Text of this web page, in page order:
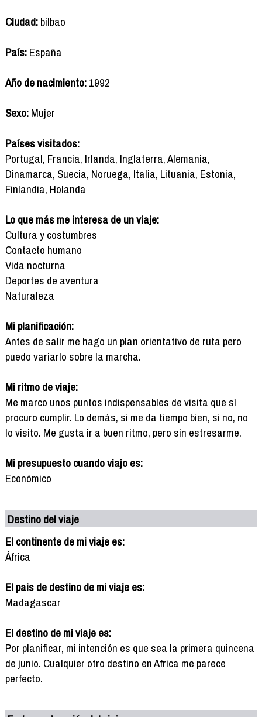
Ciudad:bilbao
País:España
Año de nacimiento:1992
Sexo:Mujer
Países visitados:
Portugal, Francia, Irlanda, Inglaterra, Alemania,
Dinamarca, Suecia, Noruega, Italia, Lituania, Estonia,
Finlandia, Holanda
Lo que más me interesa de un viaje:
Cultura y costumbres
Contacto humano
Vida nocturna
Deportes de aventura
Naturaleza
Mi planificación:
Antes de salir me hago un plan orientativo de ruta pero
puedo variarlo sobre la marcha.
Mi ritmo de viaje:
Me marco unos puntos indispensables de visita que sí
procuro cumplir. Lo demás, si me da tiempo bien, si no, no
lo visito. Me gusta ir a buen ritmo, pero sin estresarme.
Mi presupuesto cuando viajo es:
Económico
Destino del viaje
El continente de mi viaje es:
África
El pais de destino de mi viaje es:
Madagascar
El destino de mi viaje es:
Por planificar, mi intención es que sea la primera quincena
de junio. Cualquier otro destino en Africa me parece
perfecto.